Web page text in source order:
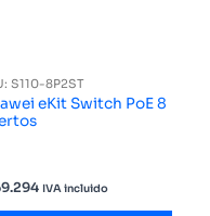
S110-8P2ST
eKit Switch PoE 8
IVA incluido